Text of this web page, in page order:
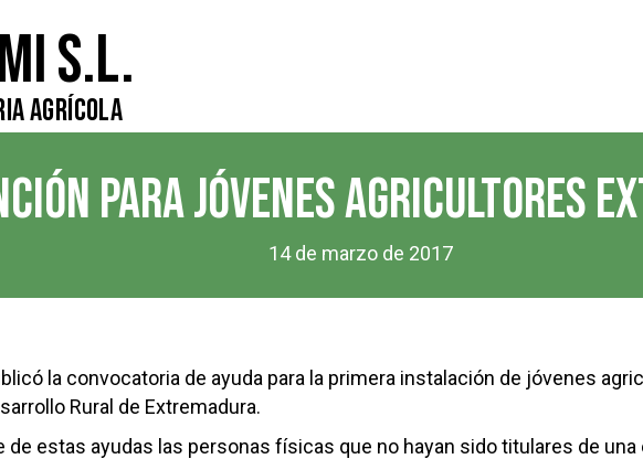
S.L.
Agrícola
PARA JÓVENES AGRICULTORES
14 de marzo de 2017
la convocatoria de ayuda para la primera instalación de jóvenes
Rural de Extremadura.
de estas ayudas las personas físicas que no hayan sido titulares de una